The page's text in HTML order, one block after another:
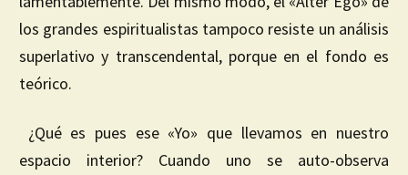
los grandes espiritualistas tampoco resiste un análisis
superlativo y transcendental, porque en el fondo es
teórico.
¿Qué es pues ese «Yo» que llevamos en nuestro
espacio interior? Cuando uno se auto-observa